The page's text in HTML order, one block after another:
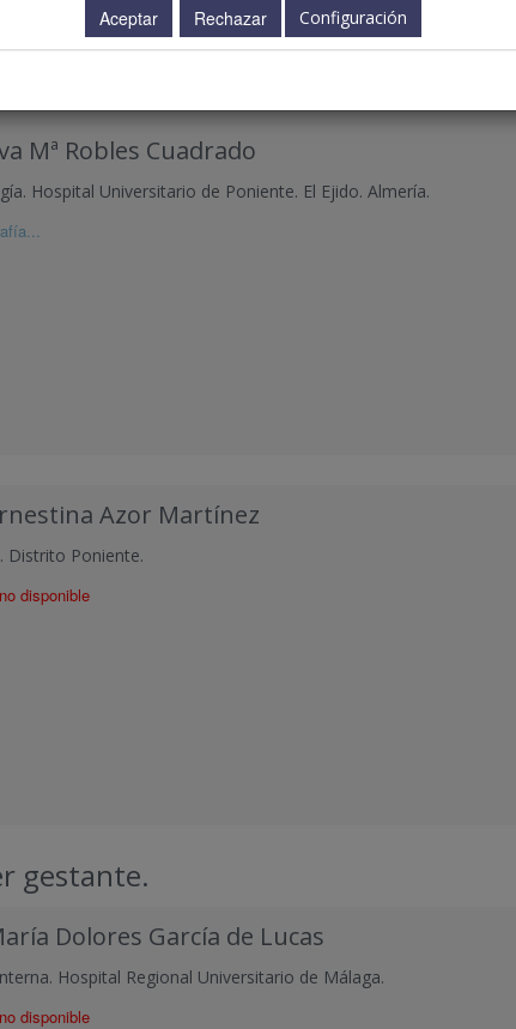
Configuración
13.00 - 14.00 h.
Mª Robles Cuadrado
Hospital Universitario de Poniente. El Ejido. Almería.
Azor Martínez
Distrito Poniente.
disponible
gestante.
Dolores García de Lucas
Hospital Regional Universitario de Málaga.
disponible